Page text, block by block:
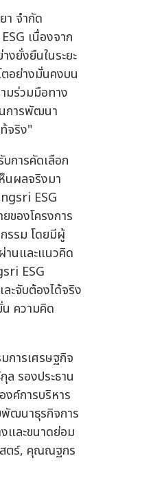
า จำกัด
เนื่องจาก
งยั่งยืนในระยะ
อย่างมั่นคงบน
มร่วมมือทาง
นการพัฒนา
จริง"
การคัดเลือก
นผลจริงมา
ESG
องโครงการ
รรม โดยมีผู้
านและแนวคิด
ESG
ะจับต้องได้จริง
ความคิด
การเศรษฐกิจ
รองประธาน
ค์การบริหาร
ฒนาธุรกิจการ
และขนาดย่อม
สตร์, คุณณฐกร